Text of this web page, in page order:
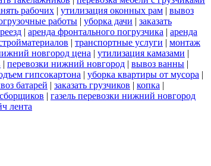
рабочих | утилизация оконных рам | вывоз
работы | уборка дачи | заказать
| аренда фронтального погрузчика | аренда
| транспортные услуги | монтаж
новгород цена | утилизация камазами |
| перевозки нижний новгород | вывоз ванны |
гипсокартона | уборка квартиры от мусора |
батарей | заказать грузчиков | копка |
| газель перевозки нижний новгород
лента